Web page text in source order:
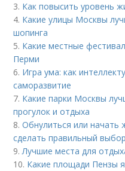
3. Как повысить уровень
4. Какие улицы Москвы
шопинга
5. Какие местные
Перми
6. Игра ума: как
саморазвитие
7. Какие парки Москвы
прогулок и отдыха
8.Обнулиться или начать
сделать правильный выбор
9.Лучшие места для
10. Какие площади Пензы